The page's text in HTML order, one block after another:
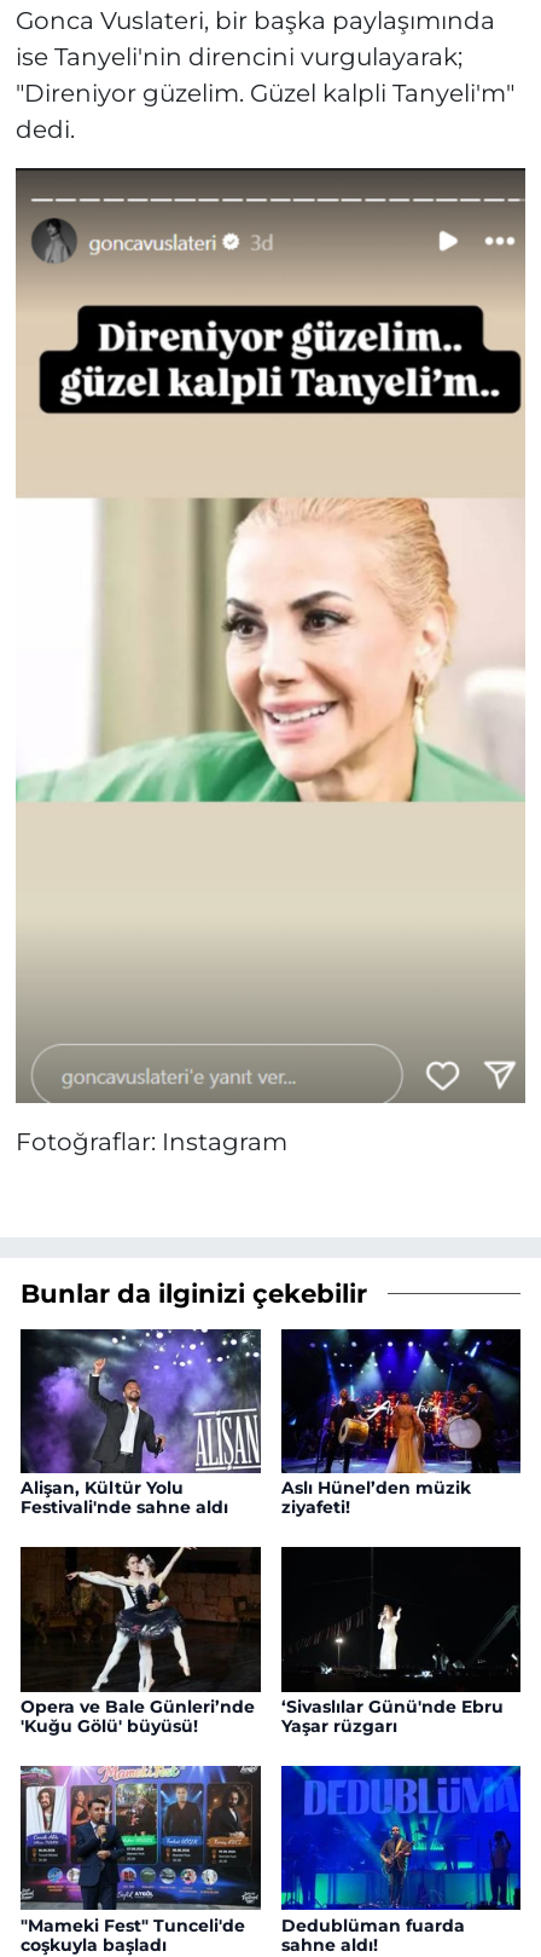
Gonca Vuslateri, bir başka paylaşımında
ise Tanyeli'nin direncini vurgulayarak;
"Direniyor güzelim. Güzel kalpli Tanyeli'm"
dedi.
Fotoğraflar: Instagram
Bunlar da ilginizi çekebilir
Alişan, Kültür Yolu
Festivali'nde sahne aldı
Aslı Hünel’den müzik
ziyafeti!
Opera ve Bale Günleri’nde
'Kuğu Gölü' büyüsü!
‘Sivaslılar Günü'nde Ebru
Yaşar rüzgarı
"Mameki Fest" Tunceli'de
coşkuyla başladı
Dedublüman fuarda
sahne aldı!